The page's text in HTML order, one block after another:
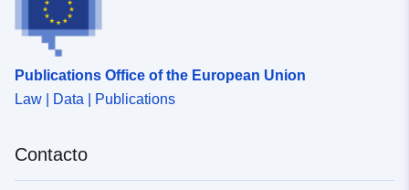
Publications Office of the European Union
Law | Data | Publications
Contacto